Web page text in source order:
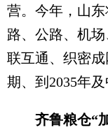
营。今年，山
路、公路、机
联互通、织密成
期、到2035年及
齐鲁粮仓“加